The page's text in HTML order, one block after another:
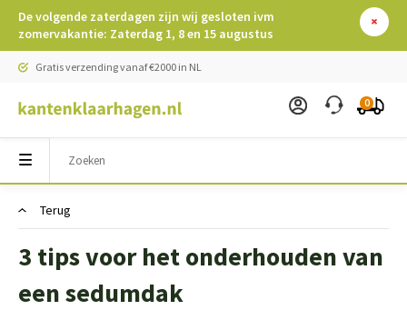
De volgende zaterdagen zijn wij gesloten ivm
zomervakantie: Zaterdag 1, 8 en 15 augustus
Gratis verzending vanaf €2000 in NL
0
Terug
3 tips voor het onderhouden van
een sedumdak